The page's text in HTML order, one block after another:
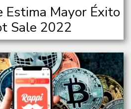
Estima Mayor Éxito
Sale 2022